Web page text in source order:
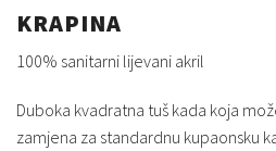
KRAPINA
100% sanitarni lijevani akril
Duboka kvadratna tuš kada koja
zamjena za standardnu kupaonsku